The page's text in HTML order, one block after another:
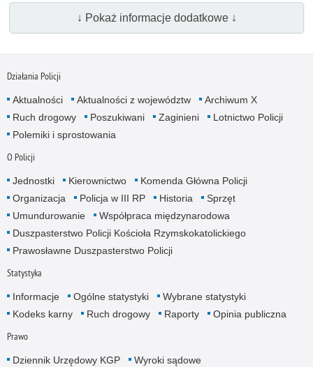
↓ Pokaż informacje dodatkowe ↓
Działania Policji
Aktualności Aktualności z województw
Archiwum X
Ruch drogowy
Poszukiwani Zaginieni
Lotnictwo Policji
Polemiki i sprostowania
O Policji
Jednostki Kierownictwo
Komenda Główna Policji
Organizacja
Policja w III RP Historia
Sprzęt
Umundurowanie
Współpraca międzynarodowa
Duszpasterstwo Policji Kościoła Rzymskokatolickiego
Prawosławne Duszpasterstwo Policji
Statystyka
Informacje Ogólne statystyki
Wybrane statystyki
Kodeks karny
Ruch drogowy Raporty Opinia publiczna
Prawo
Dziennik Urzędowy KGP Wyroki sądowe